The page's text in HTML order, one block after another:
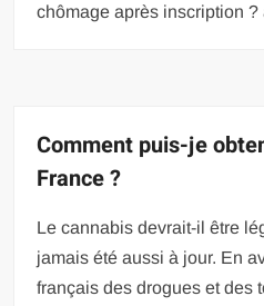
chômage après inscription ?
Comment puis-je
France ?
Le cannabis devrait-il être
jamais été aussi à jour. En
français des drogues et des